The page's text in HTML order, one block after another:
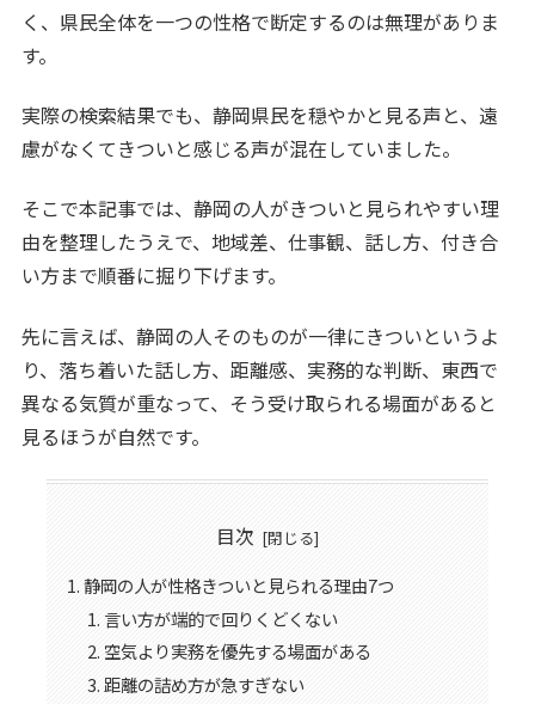
く、県民全体を一つの性格で断定するのは無理がありま
す。
実際の検索結果でも、静岡県民を穏やかと見る声と、遠
慮がなくてきついと感じる声が混在していました。
そこで本記事では、静岡の人がきついと見られやすい理
由を整理したうえで、地域差、仕事観、話し方、付き合
い方まで順番に掘り下げます。
先に言えば、静岡の人そのものが一律にきついというよ
り、落ち着いた話し方、距離感、実務的な判断、東西で
異なる気質が重なって、そう受け取られる場面があると
見るほうが自然です。
目次
静岡の人が性格きついと見られる理由7つ
言い方が端的で回りくどくない
空気より実務を優先する場面がある
距離の詰め方が急すぎない